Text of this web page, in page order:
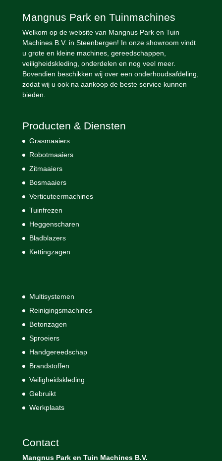
Mangnus Park en Tuinmachines
Welkom op de website van Mangnus Park en Tuin
Machines B.V. in Steenbergen! In onze showroom vindt
u grote en kleine machines, gereedschappen,
veiligheidskleding, onderdelen en nog veel meer.
Bovendien beschikken wij over een onderhoudsafdeling,
zodat wij u ook na aankoop de beste service kunnen
bieden.
Producten & Diensten
Grasmaaiers
Robotmaaiers
Zitmaaiers
Bosmaaiers
Verticuteermachines
Tuinfrezen
Heggenscharen
Bladblazers
Kettingzagen
Multisystemen
Reinigingsmachines
Betonzagen
Sproeiers
Handgereedschap
Brandstoffen
Veiligheidskleding
Gebruikt
Werkplaats
Contact
Mangnus Park en Tuin Machines B.V.